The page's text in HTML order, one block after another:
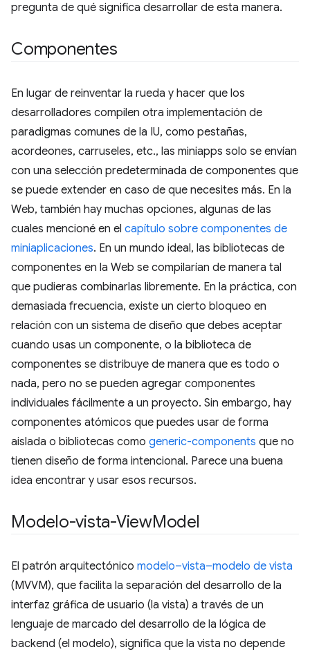
pregunta de qué significa desarrollar de esta manera.
Componentes
En lugar de reinventar la rueda y hacer que los
desarrolladores compilen otra implementación de
paradigmas comunes de la IU, como pestañas,
acordeones, carruseles, etc., las miniapps solo se envían
con una selección predeterminada de componentes que
se puede extender en caso de que necesites más. En la
Web, también hay muchas opciones, algunas de las
cuales mencioné en el capítulo sobre componentes de
miniaplicaciones. En un mundo ideal, las bibliotecas de
componentes en la Web se compilarían de manera tal
que pudieras combinarlas libremente. En la práctica, con
demasiada frecuencia, existe un cierto bloqueo en
relación con un sistema de diseño que debes aceptar
cuando usas un componente, o la biblioteca de
componentes se distribuye de manera que es todo o
nada, pero no se pueden agregar componentes
individuales fácilmente a un proyecto. Sin embargo, hay
componentes atómicos que puedes usar de forma
aislada o bibliotecas como generic-components que no
tienen diseño de forma intencional. Parece una buena
idea encontrar y usar esos recursos.
Modelo-vista-ViewModel
El patrón arquitectónico modelo–vista–modelo de vista
(MVVM), que facilita la separación del desarrollo de la
interfaz gráfica de usuario (la vista) a través de un
lenguaje de marcado del desarrollo de la lógica de
backend (el modelo), significa que la vista no depende